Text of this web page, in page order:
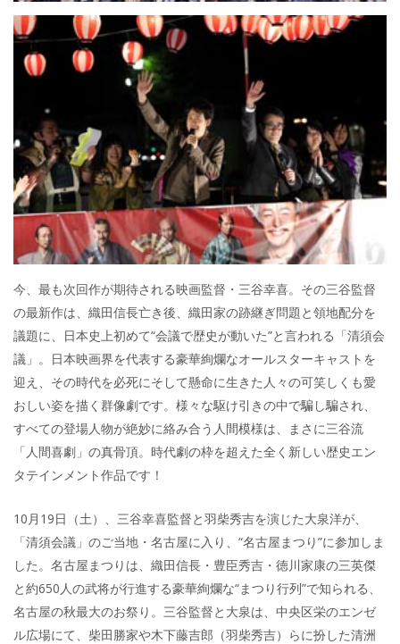
今、最も次回作が期待される映画監督・三谷幸喜。その三谷監督
の最新作は、織田信長亡き後、織田家の跡継ぎ問題と領地配分を
議題に、日本史上初めて“会議で歴史が動いた”と言われる「清須会
議」。日本映画界を代表する豪華絢爛なオールスターキャストを
迎え、その時代を必死にそして懸命に生きた人々の可笑しくも愛
おしい姿を描く群像劇です。様々な駆け引きの中で騙し騙され、
すべての登場人物が絶妙に絡み合う人間模様は、まさに三谷流
「人間喜劇」の真骨頂。時代劇の枠を超えた全く新しい歴史エン
タテインメント作品です！
10月19日（土）、三谷幸喜監督と羽柴秀吉を演じた大泉洋が、
「清須会議」のご当地・名古屋に入り、“名古屋まつり”に参加しま
した。名古屋まつりは、織田信長・豊臣秀吉・徳川家康の三英傑
と約650人の武将が行進する豪華絢爛な“まつり行列”で知られる、
名古屋の秋最大のお祭り。三谷監督と大泉は、中央区栄のエンゼ
ル広場にて、柴田勝家や木下藤吉郎（羽柴秀吉）らに扮した清洲